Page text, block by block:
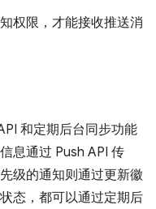
权限，才能接收推送消
和定期后台同步功能
息通过 Push API 传
级的通知则通过更新徽
态，都可以通过定期后